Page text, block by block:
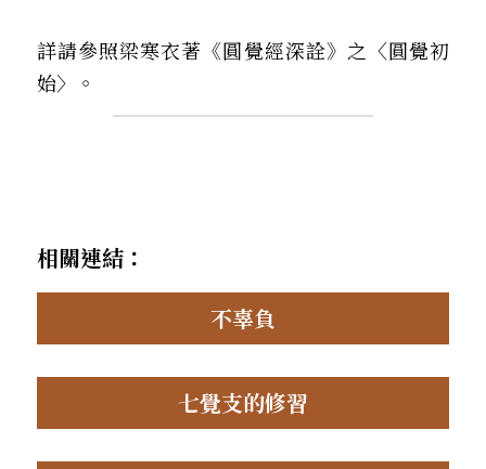
詳請參照梁寒衣著《圓覺經深詮》之〈圓覺初
始〉。
相關連結：
不辜負
七覺支的修習